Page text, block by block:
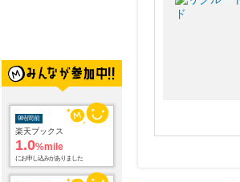
楽天ブックス
1.0 %mile
にお申し込みがありました
15時間前
Joshin webショップ
1.0%mile
にお申し込みがありました